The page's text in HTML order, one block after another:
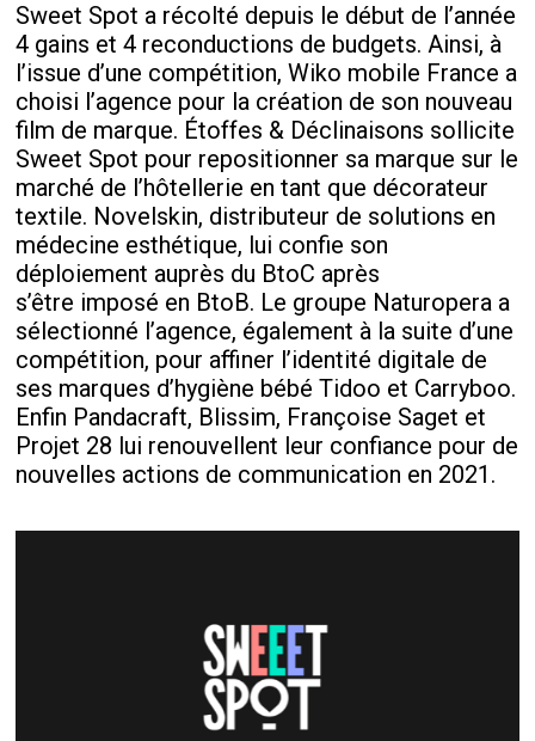
Sweet Spot a récolté depuis le début de l’année
4 gains et 4 reconductions de budgets. Ainsi, à
l’issue d’une compétition, Wiko mobile France a
choisi l’agence pour la création de son nouveau
film de marque. Étoffes & Déclinaisons sollicite
Sweet Spot pour repositionner sa marque sur le
marché de l’hôtellerie en tant que décorateur
textile. Novelskin, distributeur de solutions en
médecine esthétique, lui confie son
déploiement auprès du BtoC après
s’être imposé en BtoB. Le groupe Naturopera a
sélectionné l’agence, également à la suite d’une
compétition, pour affiner l’identité digitale de
ses marques d’hygiène bébé Tidoo et Carryboo.
Enfin Pandacraft, Blissim, Françoise Saget et
Projet 28 lui renouvellent leur confiance pour de
nouvelles actions de communication en 2021.